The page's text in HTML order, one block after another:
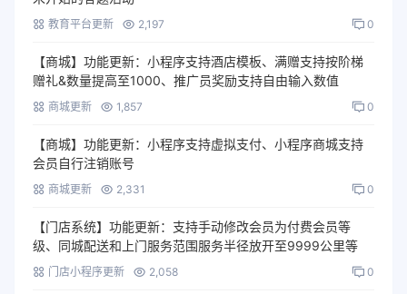
教育平台更新 2,197 0
【商城】功能更新：小程序支持酒店模板、满赠支持按阶梯
赠礼&数量提高至1000、推广员奖励支持自由输入数值
商城更新 1,857 0
【商城】功能更新：小程序支持虚拟支付、小程序商城支持
会员自行注销账号
商城更新 2,331 0
【门店系统】功能更新：支持手动修改会员为付费会员等
级、同城配送和上门服务范围服务半径放开至9999公里等
门店小程序更新 2,058 0